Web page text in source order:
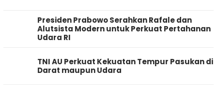
Presiden Prabowo Serahkan Rafale dan
Alutsista Modern untuk Perkuat Pertahanan
Udara RI
TNI AU Perkuat Kekuatan Tempur Pasukan di
Darat maupun Udara